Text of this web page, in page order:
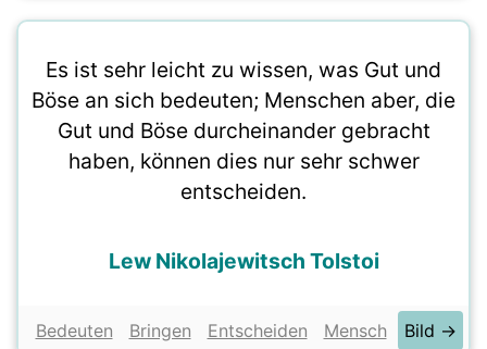
Es ist sehr leicht zu wissen, was Gut und
Böse an sich bedeuten; Menschen aber, die
Gut und Böse durcheinander gebracht
haben, können dies nur sehr schwer
entscheiden.
Lew Nikolajewitsch Tolstoi
Bedeuten Bringen Entscheiden Mensch Bild →